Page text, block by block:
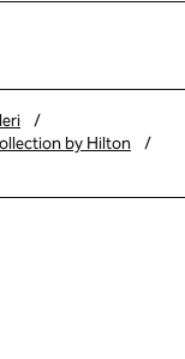
/
by Hilton
/